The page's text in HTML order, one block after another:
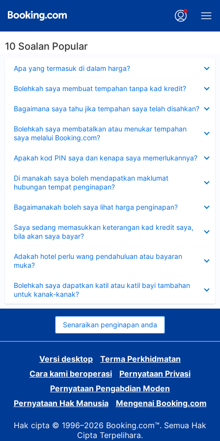
10 Soalan Popular
Apa yang termasuk di dalam harga?
Bolehkah saya membuat tempahan tanpa kad kredit?
Bagaimana saya tahu jika tempahan saya telah disahkan?
Bolehkah saya membatalkan atau menukar tempahan
saya melalui Booking.com?
Apakah kod PIN saya dan kenapa saya memerlukannya?
Di manakah saya boleh mendapatkan maklumat
hubungan tempat penginapan?
Bagaimanakah boleh saya lihat harga penginapan?
Saya sedang memasukkan keterangan kad kredit saya,
bila akan saya bayar?
Adakah hotel perlu wang pendahuluan atau bayaran
muka?
Bolehkah saya dapatkan katil atau katil bayi tambahan
untuk kanak-kanak?
Senaraikan penginapan anda
Versi desktop
Terma Perkhidmatan
Cara kami beroperasi
Pernyataan Privasi
Pernyataan Pengabdian Moden
Pernyataan Hak Manusia
Mengenai Booking.com
Hak cipta © 1996–2026 Booking.com™. Semua Hak
Cipta Terpelihara.